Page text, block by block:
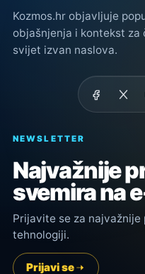
Kozmos.hr objavljuje
objašnjenja i kontekst
svijet izvan naslova.
NEWSLETTER
Najvažnije
svemira na
Prijavite se za
tehnologiji.
Prijavi se